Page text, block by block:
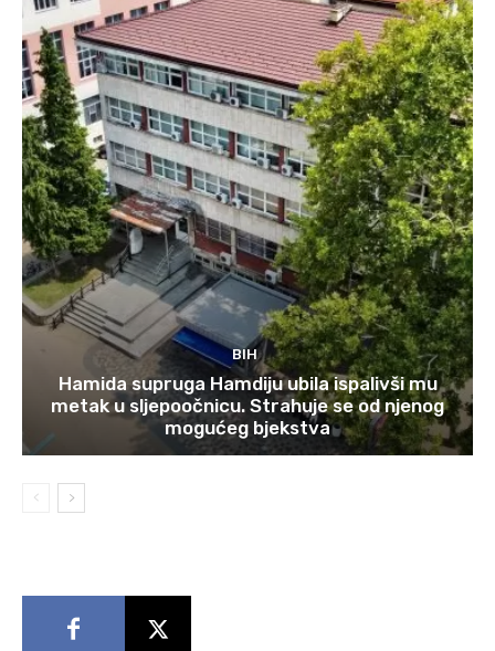
BIH
Hamida supruga Hamdiju ubila ispalivši mu
metak u sljepoočnicu. Strahuje se od njenog
mogućeg bjekstva